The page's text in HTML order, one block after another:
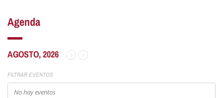
Agenda
AGOSTO, 2026
FILTRAR EVENTOS
No hay eventos